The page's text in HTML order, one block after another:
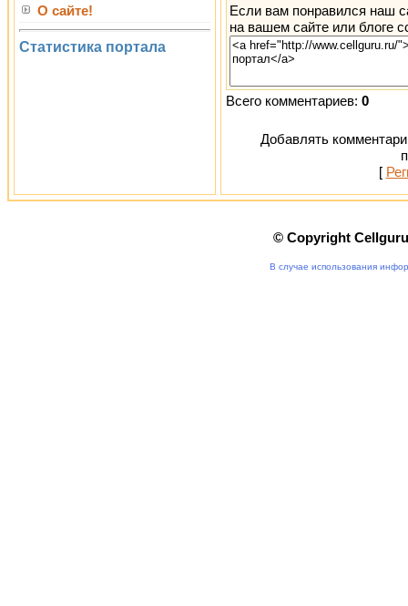
О сайте!
Статистика портала
Если вам понравился наш
на вашем сайте или блоге
Всего комментариев: 0
Добавлять
[
© Copyright
В случае использования